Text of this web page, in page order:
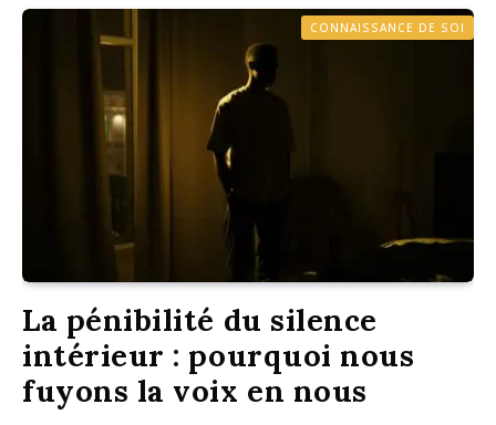
CONNAISSANCE DE SOI
La pénibilité du silence
intérieur : pourquoi nous
fuyons la voix en nous